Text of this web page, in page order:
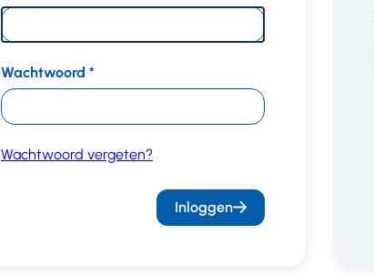
Wachtwoord
Wachtwoord vergeten?
Inloggen